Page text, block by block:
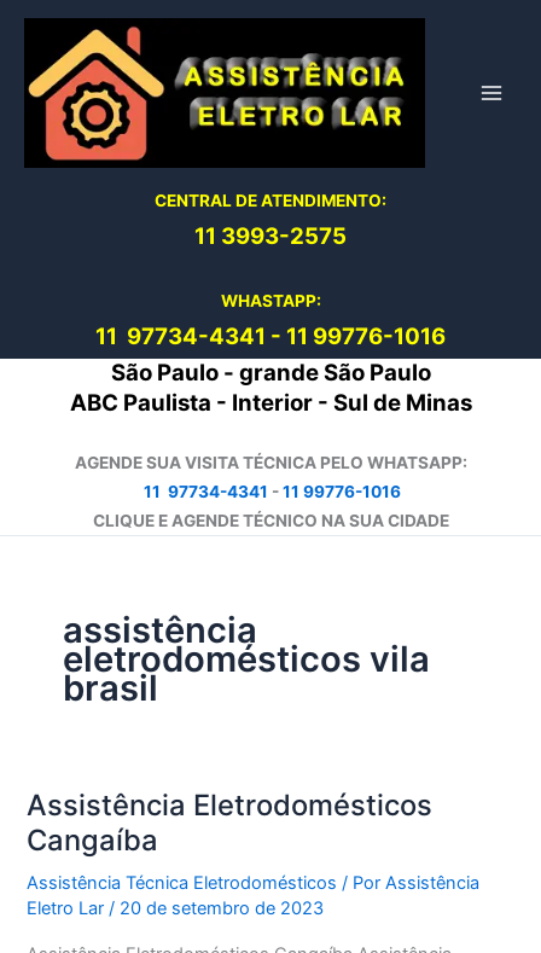
conteúdo
CENTRAL DE ATENDIMENTO:
11 3993-2575
WHASTAPP:
11 97734-4341 - 11 99776-1016
São Paulo - grande São Paulo
ABC Paulista - Interior - Sul de Minas
AGENDE SUA VISITA TÉCNICA PELO WHATSAPP:
11 97734-4341 -11 99776-1016
CLIQUE E AGENDE TÉCNICO NA SUA CIDADE
assistência
eletrodomésticos vila
brasil
Assistência Eletrodomésticos
Cangaíba
Assistência Técnica Eletrodomésticos / PorAssistência
Eletro Lar/ 20 de setembro de 2023